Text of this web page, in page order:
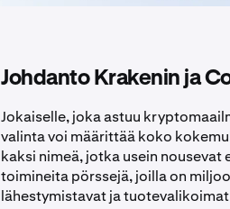
Johdanto Krakenin ja
Jokaiselle, joka astuu
valinta voi määrittää koko
kaksi nimeä, jotka usein
toimineita pörssejä, joilla on
lähestymistavat ja